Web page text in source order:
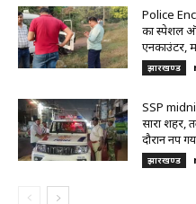
Police
का स्पेशल
एनकाउंटर,
झारखण्ड
SSP
सारा शहर,
दौरान नप
झारखण्ड